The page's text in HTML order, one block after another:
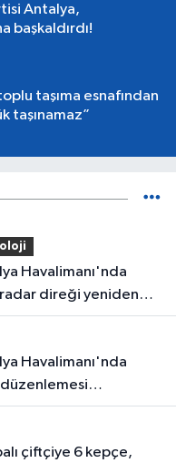
Antalya,
başkaldırdı!
taşıma esnafından
taşınamaz”
direği yeniden
uyarı